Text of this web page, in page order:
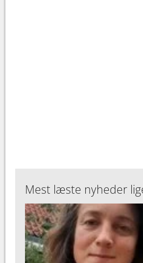
Mest læste nyheder